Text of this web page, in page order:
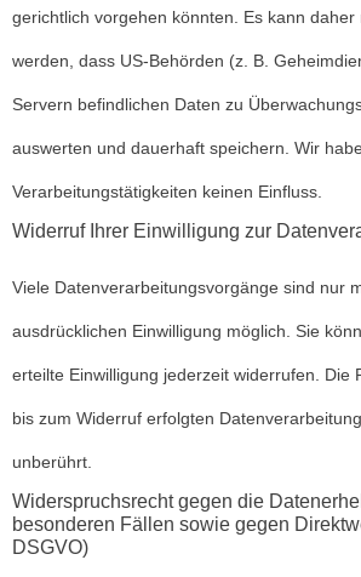
gerichtlich vorgehen könnten. Es kann daher
werden, dass US-Behörden (z. B.
Servern befindlichen Daten zu
auswerten und dauerhaft speichern. Wir
Verarbeitungstätigkeiten keinen Einfluss.
Widerruf Ihrer Einwilligung zur
Viele Datenverarbeitungsvorgänge sind nur
ausdrücklichen Einwilligung möglich. Sie
erteilte Einwilligung jederzeit widerrufen. Die
bis zum Widerruf erfolgten
unberührt.
Widerspruchsrecht gegen die
besonderen Fällen sowie gegen
DSGVO)